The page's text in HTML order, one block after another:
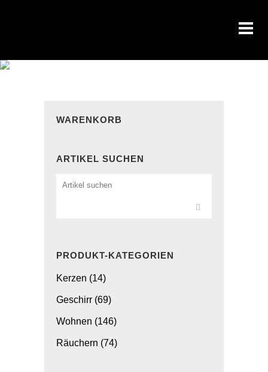
WARENKORB
ARTIKEL SUCHEN
PRODUKT-KATEGORIEN
Kerzen (14)
Geschirr (69)
Wohnen (146)
Räuchern (74)